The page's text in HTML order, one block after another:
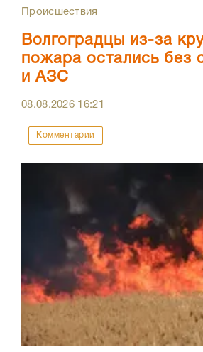
Происшествия
Волгоградцы из-за
пожара остались без
и АЗС
08.08.2026 16:21
Комментарии